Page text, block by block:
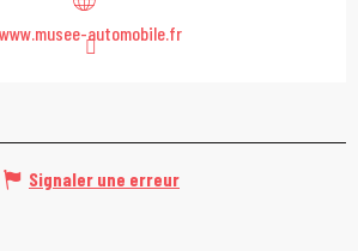
www.musee-automobile.fr
Signaler une erreur